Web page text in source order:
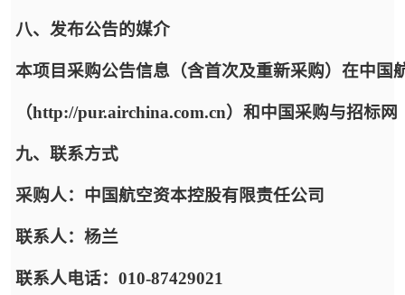
八、发布公告的媒介
本项目采购公告信息（含首次及重新采购）在中国
（http://pur.airchina.com.cn）和中国采购与招标
九、联系方式
采购人：中国航空资本控股有限责任公司
联系人：杨兰
联系人电话：010-87429021